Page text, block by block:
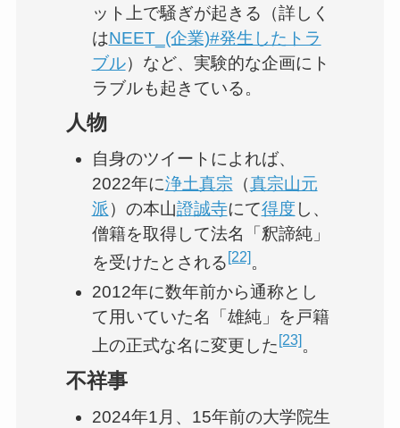
ット上で騒ぎが起きる（詳しく
はNEET_(企業)#発生したトラ
ブル）など、実験的な企画にト
ラブルも起きている。
人物
自身のツイートによれば、
2022年に浄土真宗 （真宗山元
派）の本山證誠寺にて得度 し、
僧籍を取得して法名「釈諦純」
を受けたとされる [22]。
2012年に数年前から通称とし
て用いていた名「雄純」を戸籍
上の正式な名に変更した [23]。
不祥事
2024年1月、15年前の大学院生